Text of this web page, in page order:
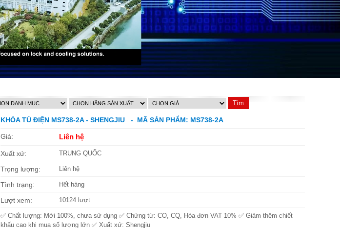
KHÓA TỦ ĐIỆN MS738-2A - SHENGJIU - MÃ SẢN PHẨM: MS738-2A
Giá: Liên hệ
Xuất xứ: TRUNG QUỐC
Trọng lượng: Liên hệ
Tình trạng: Hết hàng
Lượt xem: 10124 lượt
✅ Chất lượng: Mới 100%, chưa sử dụng ✅ Chứng từ: CO, CQ, Hóa đơn VAT 10% ✅ Giảm thêm chiết
khấu cao khi mua số lượng lớn ✅ Xuất xứ: Shengjiu